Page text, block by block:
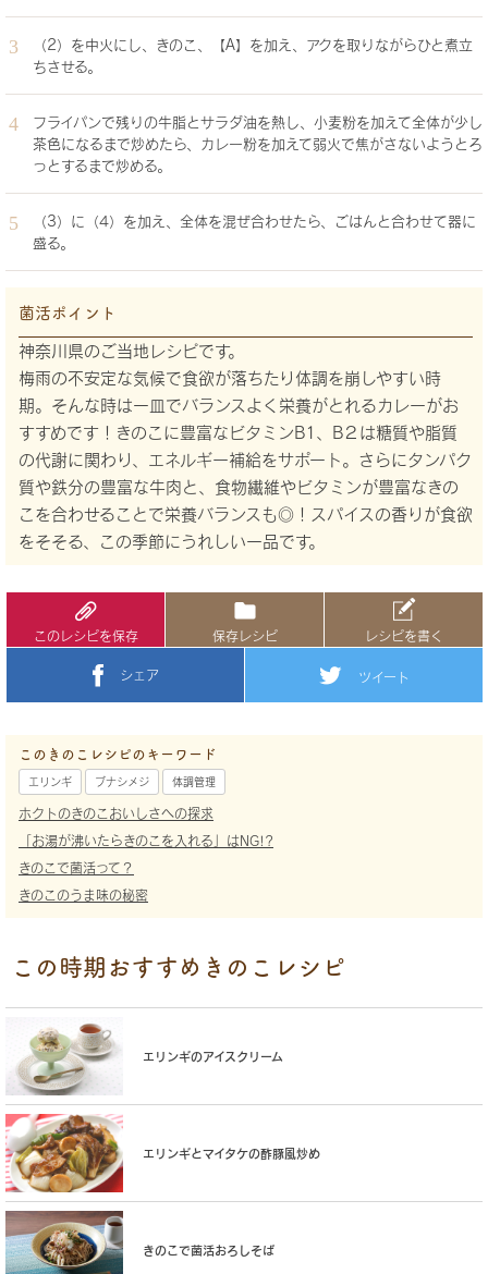
（2）を中火にし、きのこ、【A】を加え、アクを取りながらひと煮立
ちさせる。
フライパンで残りの牛脂とサラダ油を熱し、小麦粉を加えて全体が少し
茶色になるまで炒めたら、カレー粉を加えて弱火で焦がさないようとろ
っとするまで炒める。
（3）に（4）を加え、全体を混ぜ合わせたら、ごはんと合わせて器に
盛る。
菌活ポイント
神奈川県のご当地レシピです。
梅雨の不安定な気候で食欲が落ちたり体調を崩しやすい時
期。そんな時は一皿でバランスよく栄養がとれるカレーがお
すすめです！きのこに豊富なビタミンB1、B２は糖質や脂質
の代謝に関わり、エネルギー補給をサポート。さらにタンパク
質や鉄分の豊富な牛肉と、食物繊維やビタミンが豊富なきの
こを合わせることで栄養バランスも◎！スパイスの香りが食欲
をそそる、この季節にうれしい一品です。
このレシピを保存 保存レシピ レシピを書く
シェア ツイート
このきのこレシピのキーワード
エリンギ ブナシメジ 体調管理
ホクトのきのこおいしさへの探求
「お湯が沸いたらきのこを入れる」はNG!?
きのこで菌活って？
きのこのうま味の秘密
この時期おすすめきのこレシピ
エリンギのアイスクリーム
エリンギとマイタケの酢豚風炒め
きのこで菌活おろしそば